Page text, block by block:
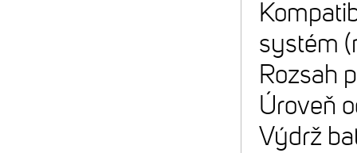
systém
Rozsah
Úroveň
Výdrž